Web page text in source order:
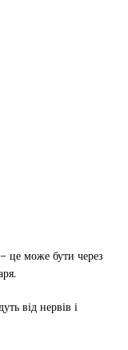
це може бути через
від нервів і